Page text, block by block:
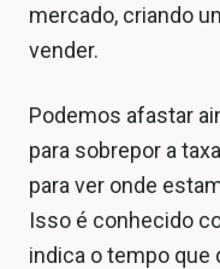
mercado, criando
vender.
Podemos afastar
para sobrepor a
para ver onde
Isso é conhecido
indica o tempo que